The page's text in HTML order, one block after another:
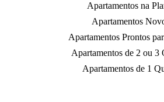
Apartamentos na
Apartamentos
Apartamentos Prontos
Apartamentos de 2 ou 3
Apartamentos de 1